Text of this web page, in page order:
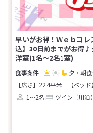
早いがお得！Ｗｅｂコ
込】30日前までがお得♪
洋室(1名～2名1室)
夕・朝食
【広さ】22.4平米
【ベッ
1～2名
ツイン（川沿）